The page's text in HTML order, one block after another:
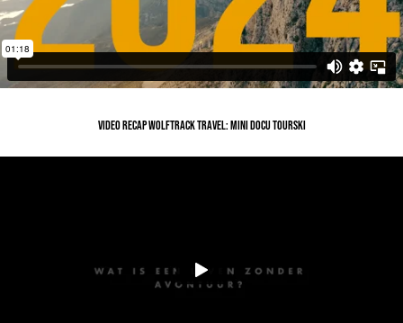
video recap Wolftrack travel: mini docu tourski